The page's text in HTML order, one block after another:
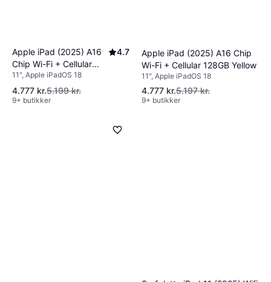
Apple iPad (2025) A16
Chip Wi-Fi + Cellular
128GB Blue
4.7
11", Apple iPadOS 18
4.777 kr.5.199 kr.
9+ butikker
Apple iPad (2025) A16 Chip
Wi-Fi + Cellular 128GB Yellow
11", Apple iPadOS 18
4.777 kr.5.197 kr.
9+ butikker